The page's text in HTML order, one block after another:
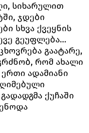
სიხარულით
ჯდები
სხვა ქვეყნის
გეუფლება…
გაატარე,
რომ ახალი
ადამიანი
ქუჩაში